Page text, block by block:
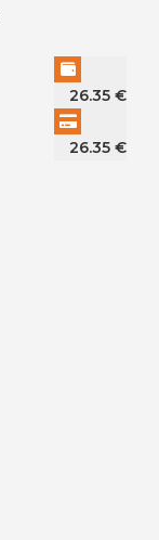
26.35 €
26.35 €